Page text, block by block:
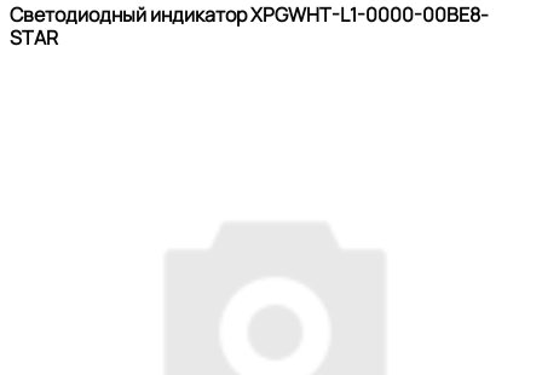
Светодиодный индикатор XPGWHT-L1-0000-00BE8-
STAR